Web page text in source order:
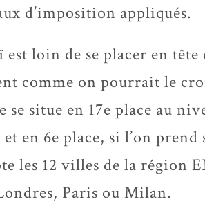
d’imposition appliqués.
est loin de se placer en tête
comme on pourrait le
se situe en 17e place au
en 6e place, si l’on prend
les 12 villes de la région
Paris ou Milan.